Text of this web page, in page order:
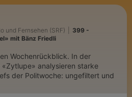
und Fernsehen (SRF)
399 -
mit Bänz Friedli
Wochenrückblick. In der
«Zytlupe» analysieren starke
der Politwoche: ungefiltert und